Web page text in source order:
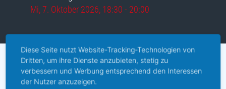
Mi, 7. Oktober 2026, 18:30 - 20:00
Diese Seite nutzt Website-Tracking-Technologien von
Dritten, um ihre Dienste anzubieten, stetig zu
verbessern und Werbung entsprechend den Interessen
der Nutzer anzuzeigen.